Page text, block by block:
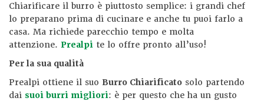
Chiarificare il burro è piuttosto semplice: i grandi chef
lo preparano prima di cucinare e anche tu puoi farlo a
casa. Ma richiede parecchio tempo e molta
attenzione. Prealpi te lo offre pronto all’uso!
Per la sua qualità
Prealpi ottiene il suo Burro Chiarificato solo partendo
dai suoi burri migliori: è per questo che ha un gusto